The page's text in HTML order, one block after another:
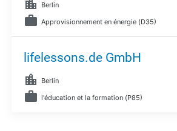
Berlin
Approvisionnement en énergie (D35)
lifelessons.de GmbH
Berlin
l'éducation et la formation (P85)